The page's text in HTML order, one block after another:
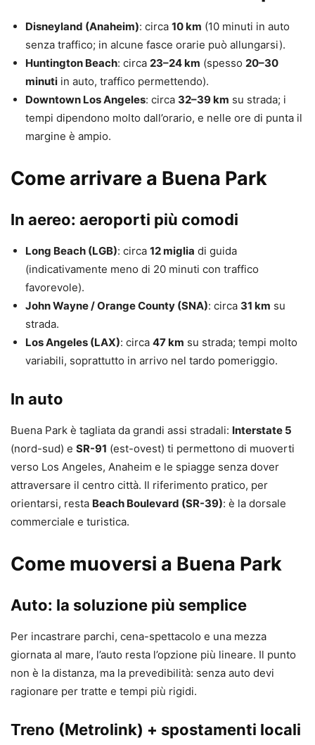
Disneyland (Anaheim): circa 10 km (10 minuti in auto
senza traffico; in alcune fasce orarie può allungarsi).
Huntington Beach: circa 23–24 km (spesso 20–30
minuti in auto, traffico permettendo).
Downtown Los Angeles: circa 32–39 km su strada; i
tempi dipendono molto dall’orario, e nelle ore di punta il
margine è ampio.
Come arrivare a Buena Park
In aereo: aeroporti più comodi
Long Beach (LGB): circa 12 miglia di guida
(indicativamente meno di 20 minuti con traffico
favorevole).
John Wayne / Orange County (SNA): circa 31 km su
strada.
Los Angeles (LAX): circa 47 km su strada; tempi molto
variabili, soprattutto in arrivo nel tardo pomeriggio.
In auto
Buena Park è tagliata da grandi assi stradali: Interstate 5
(nord-sud) e SR-91 (est-ovest) ti permettono di muoverti
verso Los Angeles, Anaheim e le spiagge senza dover
attraversare il centro città. Il riferimento pratico, per
orientarsi, resta Beach Boulevard (SR-39): è la dorsale
commerciale e turistica.
Come muoversi a Buena Park
Auto: la soluzione più semplice
Per incastrare parchi, cena-spettacolo e una mezza
giornata al mare, l’auto resta l’opzione più lineare. Il punto
non è la distanza, ma la prevedibilità: senza auto devi
ragionare per tratte e tempi più rigidi.
Treno (Metrolink) + spostamenti locali